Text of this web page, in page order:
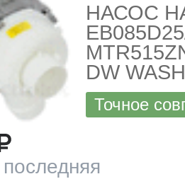
НАСОС
DW
Точное